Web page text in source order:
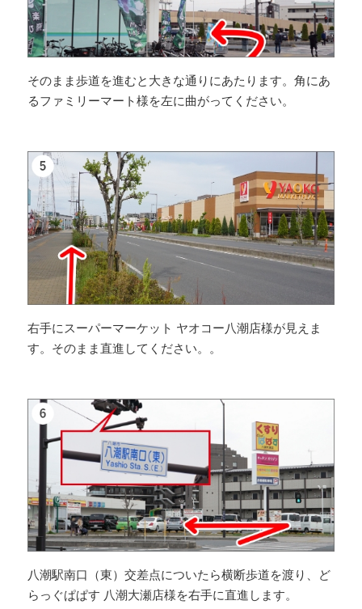
そのまま歩道を進むと大きな通りにあたります。角にあ
るファミリーマート様を左に曲がってください。
右手にスーパーマーケット ヤオコー八潮店様が見えま
す。そのまま直進してください。。
八潮駅南口（東）交差点についたら横断歩道を渡り、ど
らっぐぱぱす 八潮大瀬店様を右手に直進します。